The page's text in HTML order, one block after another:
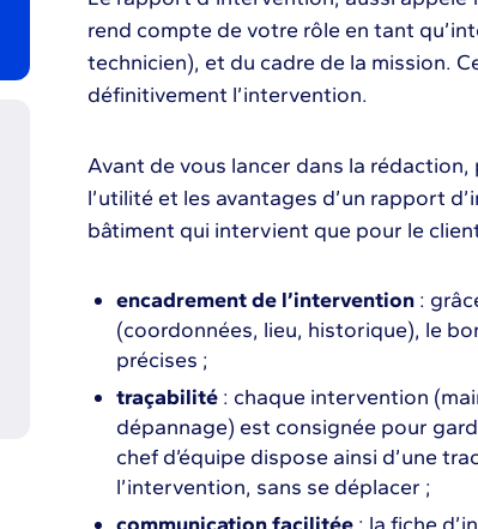
rend compte de votre rôle en tant
technicien), et du cadre de la mission.
définitivement l’intervention.
Avant de vous lancer dans la
l’utilité et les avantages d’un rapport
bâtiment qui intervient que pour le
encadrement de l’intervention :
(coordonnées, lieu, historique), le
précises ;
traçabilité: chaque intervention
dépannage) est consignée pour
chef d’équipe dispose ainsi d’une
l’intervention, sans se déplacer ;